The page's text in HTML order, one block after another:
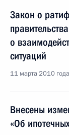
Закон о
о
ситуаций
11 марта 2010
Внесены
«Об